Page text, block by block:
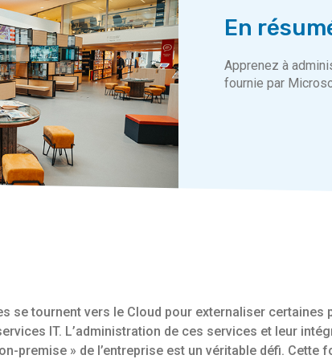
En
Apprenez à
fournie par
se tournent vers le Cloud pour externaliser certaines
IT. L’administration de ces services et leur
premise » de l’entreprise est un véritable défi. Cette